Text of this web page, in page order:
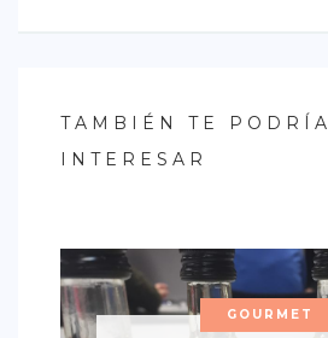
TAMBIÉN TE PODRÍA
INTERESAR
GOURMET